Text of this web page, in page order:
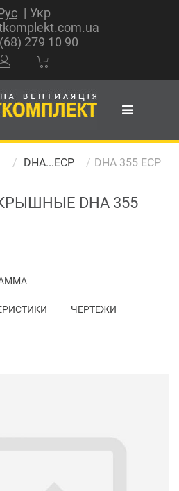
Укр
279 10 90
DHA...ECP
DHA 355 ECP
DHA 355
ЧЕРТЕЖИ